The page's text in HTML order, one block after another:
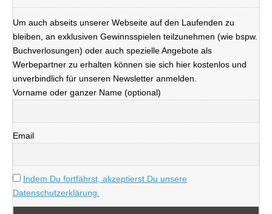
Um auch abseits unserer Webseite auf den Laufenden zu
bleiben, an exklusiven Gewinnsspielen teilzunehmen (wie bspw.
Buchverlosungen) oder auch spezielle Angebote als
Werbepartner zu erhalten können sie sich hier kostenlos und
unverbindlich für unseren Newsletter anmelden.
Vorname oder ganzer Name (optional)
Email
Indem Du fortfährst, akzeptierst Du unsere
Datenschutzerklärung.